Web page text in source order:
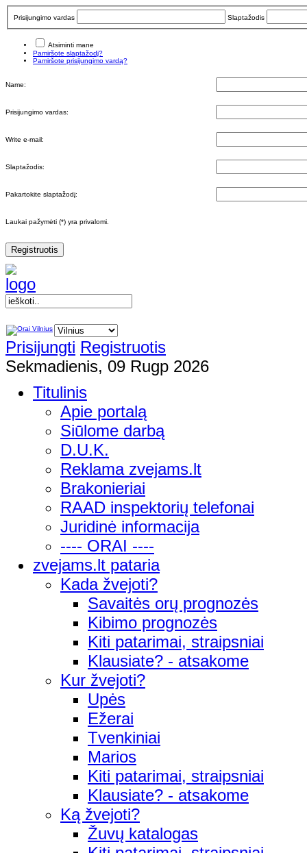
Prisijungimo vardas Slaptažodis
Atsiminti mane
Pamiršote slaptažodį?
Pamiršote prisijungimo vardą?
Name:
Prisijungimo vardas:
Write e-mail:
Slaptažodis:
Pakartokite slaptažodį:
Laukai pažymėti (*) yra privalomi.
Registruotis
Prisijungti Registruotis
Sekmadienis, 09 Rugp 2026
Titulinis
Apie portalą
Siūlome darbą
D.U.K.
Reklama zvejams.lt
Brakonieriai
RAAD inspektorių telefonai
Juridinė informacija
---- ORAI ----
zvejams.lt pataria
Kada žvejoti?
Savaitės orų prognozės
Kibimo prognozės
Kiti patarimai, straipsniai
Klausiate? - atsakome
Kur žvejoti?
Upės
Ežerai
Tvenkiniai
Marios
Kiti patarimai, straipsniai
Klausiate? - atsakome
Ką žvejoti?
Žuvų katalogas